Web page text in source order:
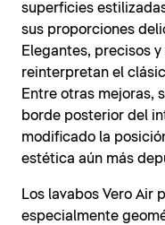
superficies
sus proporciones
Elegantes, precisos
reinterpretan el
Entre otras mejoras,
borde posterior del
modificado la
estética aún más
Los lavabos Vero Air
especialmente